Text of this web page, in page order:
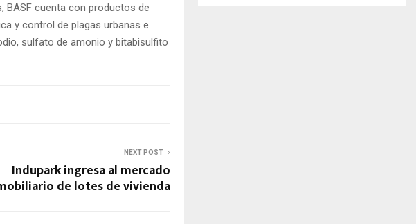
BASF cuenta con productos de
y control de plagas urbanas e
sulfato de amonio y bitabisulfito
NEXT POST
Indupark ingresa al mercado
de lotes de vivienda